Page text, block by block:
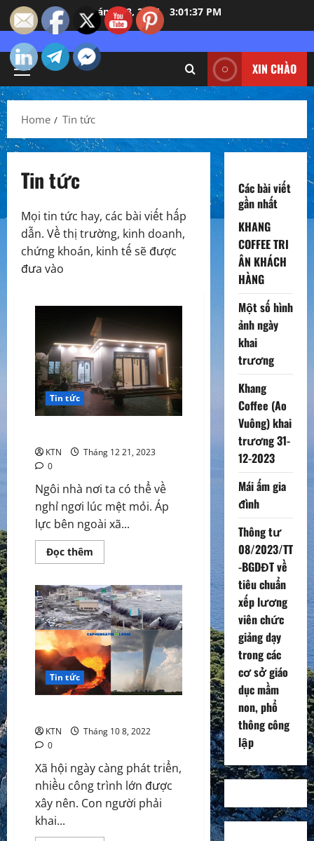
Skip
to
content
Tháng 8 8, 2026 3:01:39 PM
Primary
Menu
XIN CHÀO
Home Tin tức
Tin tức
Mọi tin tức hay, các bài viết hấp
dẫn. Về thị trường, kinh doanh,
chứng khoán, kinh tế sẽ được
đưa vào
Tin tức
KTN
Tháng 12 21, 2023
0
Ngôi nhà nơi ta có thể về
nghỉ ngơi lúc mệt mỏi. Áp
lực bên ngoài xã...
Đọc thêm
more
ấm
gia
đình
Tin tức
KTN
Tháng 10 8, 2022
0
Xã hội ngày càng phát triển,
nhiều công trình lớn được
xây nên. Con người phải
khai...
Các bài viết
gần nhất
KHANG
COFFEE TRI
ÂN KHÁCH
HÀNG
Một số hình
ảnh ngày
khai
trương
Khang
Coffee (Ao
Vuông) khai
trương 31-
12-2023
Mái ấm gia
đình
Thông tư
08/2023/TT
-BGDĐT về
tiêu chuẩn
xếp lương
viên chức
giảng dạy
trong các
cơ sở giáo
dục mầm
non, phổ
thông công
lập